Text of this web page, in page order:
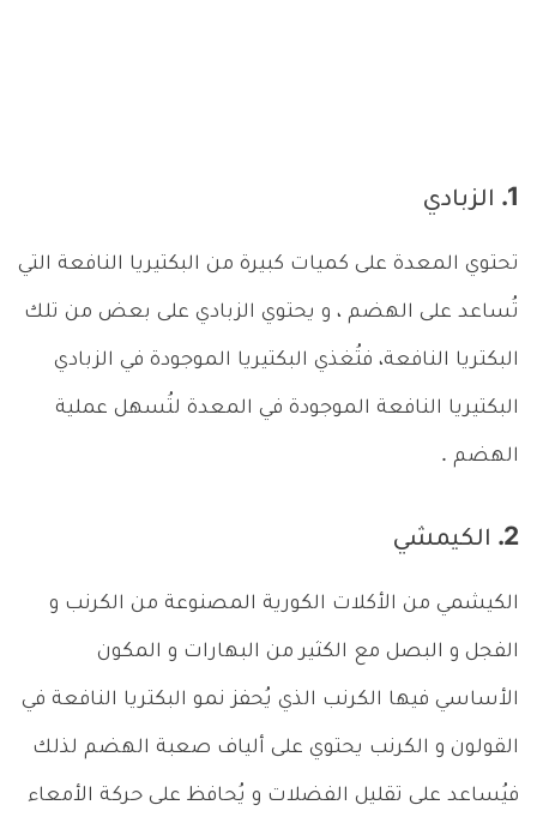
1. الزبادي
تحتوي المعدة على كميات كبيرة من البكتيريا النافعة التي
تُساعد على الهضم ، و يحتوي الزبادي على بعض من تلك
البكتريا النافعة، فتُغذي البكتيريا الموجودة في الزبادي
البكتيريا النافعة الموجودة في المعدة لتُسهل عملية
الهضم .
2. الكيمشي
الكيشمي من الأكلات الكورية المصنوعة من الكرنب و
الفجل و البصل مع الكثير من البهارات و المكون
الأساسي فيها الكرنب الذي يُحفز نمو البكتريا النافعة في
القولون و الكرنب يحتوي على ألياف صعبة الهضم لذلك
فيُساعد على تقليل الفضلات و يُحافظ على حركة الأمعاء